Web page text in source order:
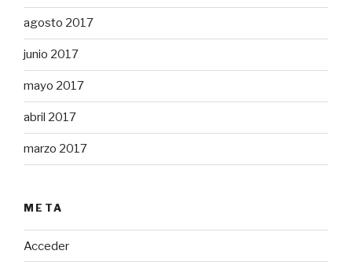
agosto 2017
junio 2017
mayo 2017
abril 2017
marzo 2017
META
Acceder